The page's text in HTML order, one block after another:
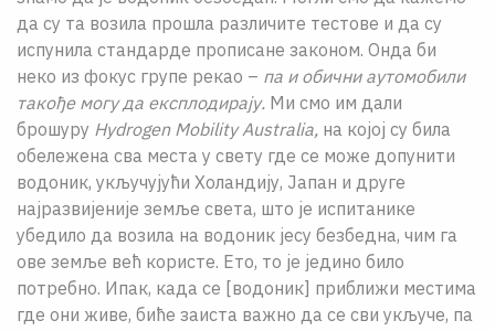
да су та возила прошла различите тестове и да су
испунила стандарде прописане законом. Онда би
неко из фокус групе рекао – па и обични аутомобили
такође могу да експлодирају. Ми смо им дали
брошуру Hydrogen Mobility Australia, на којој су била
обележена сва места у свету где се може допунити
водоник, укључујући Холандију, Јапан и друге
најразвијеније земље света, што је испитанике
убедило да возила на водоник јесу безбедна, чим га
ове земље већ користе. Ето, то је једино било
потребно. Ипак, када се [водоник] приближи местима
где они живе, биће заиста важно да се сви укључе, па